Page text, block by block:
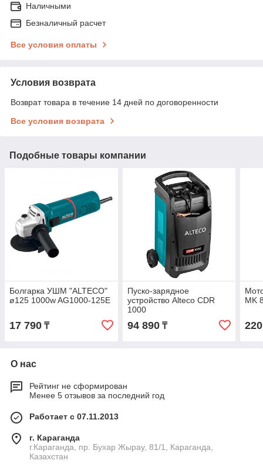
Наличными
Безналичный расчет
Все условия оплаты
Условия возврата
Возврат товара в течение 14 дней по договоренности
Все условия возврата
Подобные товары компании
Болгарка УШМ "ALTECO"
ø125 1000w AG1000-125E
17 790 ₸
Пуско-зарядное
устройство Alteco CDR
1000
94 890₸
MK
О нас
Рейтинг не сформирован
Менее 5 отзывов за последний год
Работает с 07.11.2013
г. Караганда
г.Караганда, пр. Бухар Жырау, 81/1, Караганда,
Казахстан